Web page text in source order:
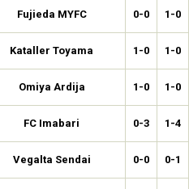
Fujieda MYFC 0-0 1-0
Kataller Toyama 1-0 1-0
Omiya Ardija 1-0 1-0
FC Imabari 0-3 1-4
Vegalta Sendai 0-0 0-1